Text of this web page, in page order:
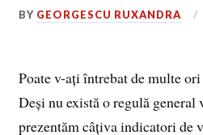
BY GEORGESCU RUXANDRA
Poate v-ați întrebat de multe
Deși nu există o regulă
prezentăm câțiva indicatori de